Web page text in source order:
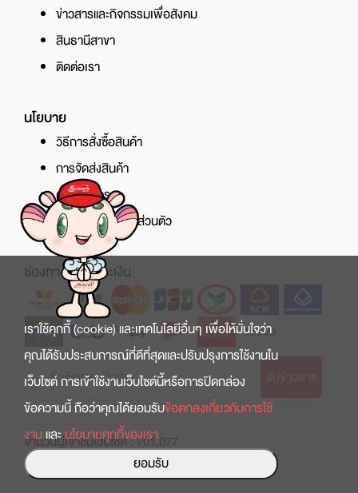
ข่าวสารและกิจกรรมเพื่อสังคม
สินธานีสาขา
ติดต่อเรา
นโยบาย
วิธีการสั่งซื้อสินค้า
การจัดส่งสินค้า
ศูนย์บริการ
นโยบายความเป็นส่วนตัว
ช่องทางการชำระเงิน
จำนวนผู้เข้าชมเว็บไซต์ : 701,077
Copyright © 2022 สินธานี
เราใช้คุกกี้ (cookie) และเทคโนโลยีอื่นๆ เพื่อให้มั่นใจว่า
คุณได้รับประสบการณ์ที่ดีที่สุดและปรับปรุงการใช้งานใน
เว็บไซต์ การเข้าใช้งานเว็บไซต์นี้หรือการปิดกล่อง
ข้อความนี้ ถือว่าคุณได้ยอมรับข้อตกลงเกี่ยวกับการใช้
งานและนโยบายคุกกี้ของเรา
ยอมรับ